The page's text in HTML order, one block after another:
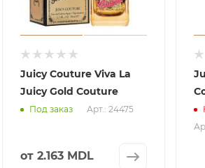
Juicy Couture Viva La
Juicy Gold Couture
Под заказ Арт.: 24475
от 2.163 MDL